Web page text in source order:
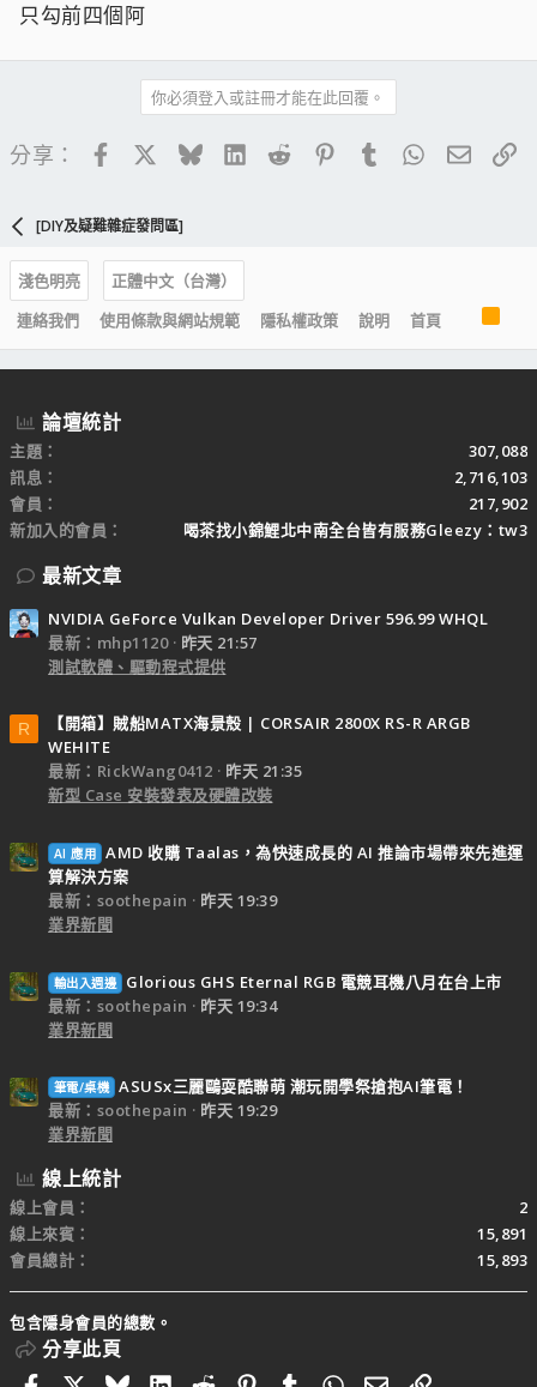
只勾前四個阿
你必須登入或註冊才能在此回覆。
分享： FacebookBlueskyLinkedIn
Reddit PinterestTumblrWhatsApp
電子
[DIY及疑難雜症發問區]
淺色明亮
正體中文（台灣）
連絡我們
使用條款與網站規範 隱私權政策 說明 首頁
S
論壇統計
主題
307,088
訊息
2,716,103
會員
217,902
新加入的會員
喝茶找小錦鯉北中南全台皆有服務Gleezy：tw3
最新文章
NVIDIA GeForce Vulkan Developer Driver 596.99 WHQL
最新：mhp1120
昨天 21:57
測試軟體、驅動程式提供
R
【開箱】賊船MATX海景殼 | CORSAIR 2800X RS-R ARGB
WEHITE
最新：RickWang0412
昨天 21:35
新型 Case 安裝發表及硬體改裝
AI 應用 AMD 收購 Taalas，為快速成長的 AI 推論市場帶來先進運
算解決方案
最新：soothepain
昨天 19:39
業界新聞
輸出入週邊
Glorious GHS Eternal RGB 電競耳機八月在台上市
最新：soothepain
昨天 19:34
業界新聞
筆電/桌機 ASUSx三麗鷗耍酷聯萌 潮玩開學祭搶抱AI筆電！
最新：soothepain
昨天 19:29
業界新聞
線上統計
線上會員
2
線上來賓
15,891
會員總計
15,893
包含隱身會員的總數。
分享此頁